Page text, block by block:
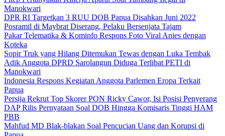
Manokwari
DPR RI Targetkan 3 RUU DOB Papua Disahkan Juni 2022
Posramil di Maybrat Diserang, Pelaku Bersenjata Tajam
Pakar Telematika & Kominfo Respons Foto Viral Anies dengan
Koteka
Sopir Truk yang Hilang Ditemukan Tewas dengan Luka Tembak
Adik Anggota DPRD Sarolangun Diduga Terlibat PETI di
Manokwari
Indonesia Respons Kegiatan Anggota Parlemen Eropa Terkait
Papua
Persija Rekrut Top Skorer PON Ricky Cawor, Isi Posisi Penyerang
DAP Rilis Pernyataan Soal DOB Hingga Komisaris Tinggi HAM
PBB
Mahfud MD Blak-blakan Soal Pencucian Uang dan Korupsi di